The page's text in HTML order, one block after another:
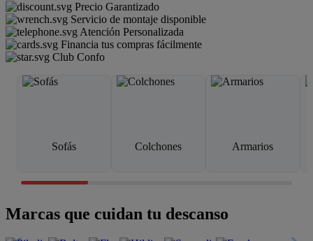
Precio Garantizado
Servicio de montaje disponible
Atención Personalizada
Financia tus compras fácilmente
Club Confo
Sofás Colchones Armarios
Marcas que cuidan tu descanso